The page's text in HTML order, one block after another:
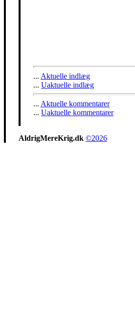
... Aktuelle indlæg
... Uaktuelle indlæg
... Aktuelle kommentarer
... Uaktuelle kommentarer
AldrigMereKrig.dk ©2026